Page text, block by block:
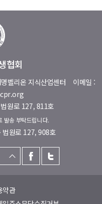
협회
벨리온 지식산업센터 이메일 :
원로 127, 811호
발송 부탁드립니다.
법원로 127, 908호
약관